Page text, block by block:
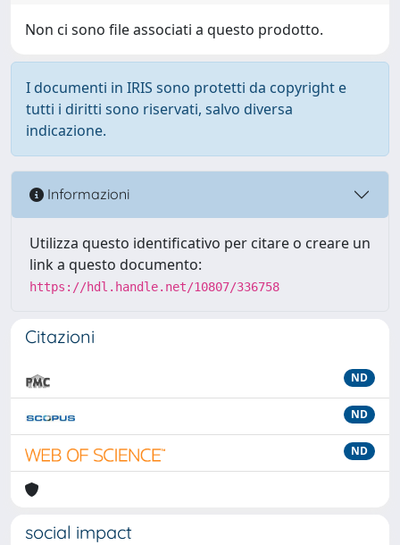
Non ci sono file associati a questo prodotto.
I documenti in IRIS sono protetti da copyright e
tutti i diritti sono riservati, salvo diversa
indicazione.
Informazioni
Utilizza questo identificativo per citare o creare un
link a questo documento:
https://hdl.handle.net/10807/336758
Citazioni
ND
ND
ND
social impact